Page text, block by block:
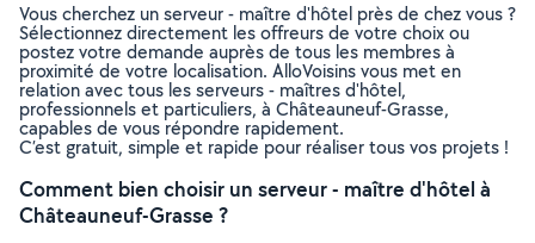
Vous cherchez un serveur - maître d'hôtel près de chez vous ?
Sélectionnez directement les offreurs de votre choix ou
postez votre demande auprès de tous les membres à
proximité de votre localisation. AlloVoisins vous met en
relation avec tous les serveurs - maîtres d'hôtel,
professionnels et particuliers, à Châteauneuf-Grasse,
capables de vous répondre rapidement.
C’est gratuit, simple et rapide pour réaliser tous vos projets !
Comment bien choisir un serveur - maître d'hôtel à
Châteauneuf-Grasse ?